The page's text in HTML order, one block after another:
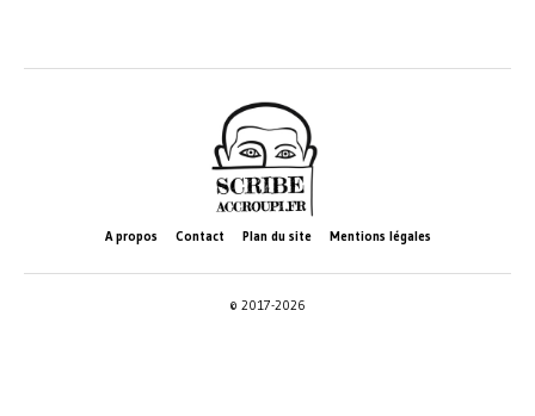
A propos Contact Plan du site Mentions légales
© 2017-2026